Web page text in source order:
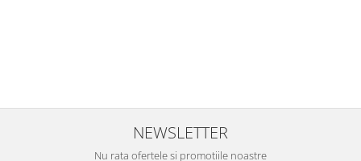
NEWSLETTER
Nu rata ofertele si promotiile noastre